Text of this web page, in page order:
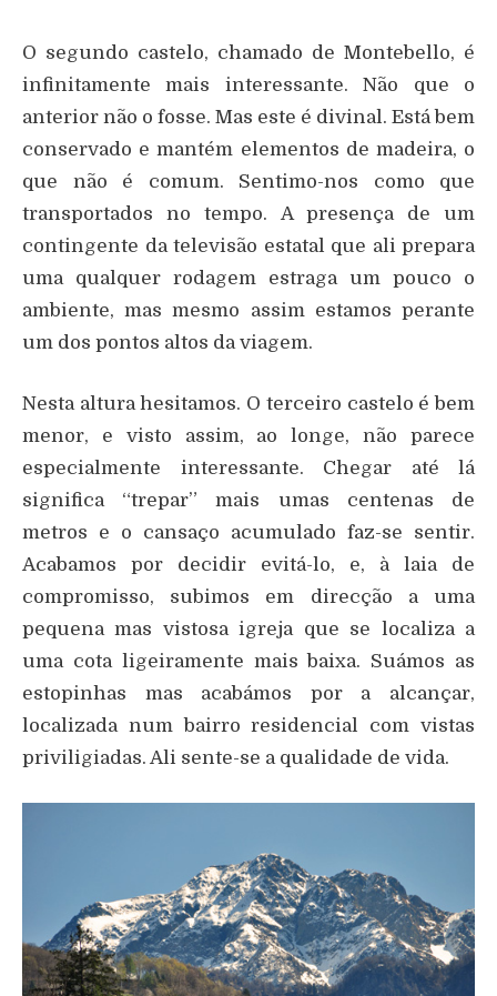
O segundo castelo, chamado de Montebello, é
infinitamente mais interessante. Não que o
anterior não o fosse. Mas este é divinal. Está bem
conservado e mantém elementos de madeira, o
que não é comum. Sentimo-nos como que
transportados no tempo. A presença de um
contingente da televisão estatal que ali prepara
uma qualquer rodagem estraga um pouco o
ambiente, mas mesmo assim estamos perante
um dos pontos altos da viagem.
Nesta altura hesitamos. O terceiro castelo é bem
menor, e visto assim, ao longe, não parece
especialmente interessante. Chegar até lá
significa “trepar” mais umas centenas de
metros e o cansaço acumulado faz-se sentir.
Acabamos por decidir evitá-lo, e, à laia de
compromisso, subimos em direcção a uma
pequena mas vistosa igreja que se localiza a
uma cota ligeiramente mais baixa. Suámos as
estopinhas mas acabámos por a alcançar,
localizada num bairro residencial com vistas
priviligiadas. Ali sente-se a qualidade de vida.